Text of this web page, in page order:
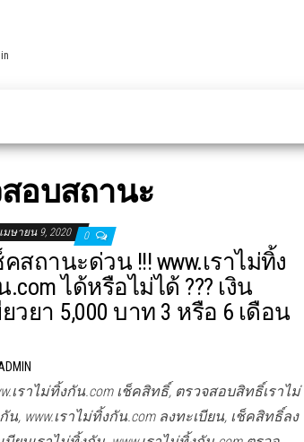
อบสถานะ
เมษายน 9, 2020 0
คสถานะด่วน !!! www.เราไม่ทิ้ง
.com ได้หรือไม่ได้ ??? เงิน
ยวยา 5,000 บาท 3 หรือ 6 เดือน
เราไม่ทิ้งกัน.com เช็คสิทธิ์, ตรวจสอบสิทธิ์เราไม่
น, www.เราไม่ทิ้งกัน.com ลงทะเบียน, เช็คสิทธิ์ลง